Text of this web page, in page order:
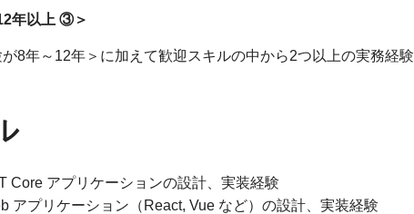
年以上 ③＞
が8年～12年＞に加えて歓迎スキルの中から2つ以上の実務経験
Core アプリケーションの設計、実装経験
アプリケーション（React, Vue など）の設計、実装経験